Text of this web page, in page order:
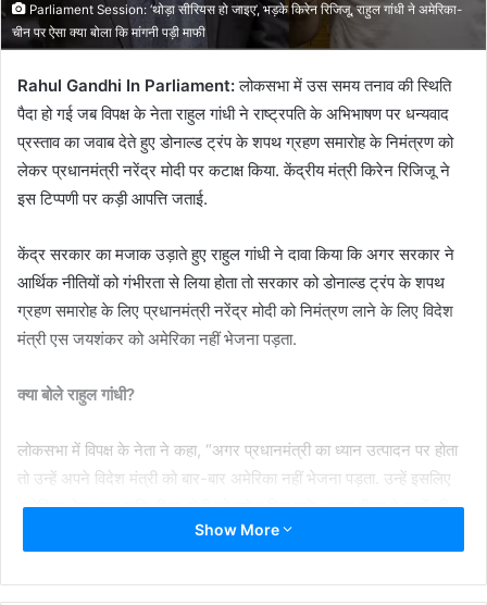
Parliament Session: ‘थोड़ा सीरियस हो जाइए’, भड़के किरेन रिजिजू, राहुल गांधी ने अमेरिका-
चीन पर ऐसा क्या बोला कि मांगनी पड़ी माफी
Rahul Gandhi In Parliament:लोकसभा में उस समय तनाव की स्थिति
पैदा हो गई जब विपक्ष के नेता राहुल गांधी ने राष्ट्रपति के अभिभाषण पर धन्यवाद
प्रस्ताव का जवाब देते हुए डोनाल्ड ट्रंप के शपथ ग्रहण समारोह के निमंत्रण को
लेकर प्रधानमंत्री नरेंद्र मोदी पर कटाक्ष किया. केंद्रीय मंत्री किरेन रिजिजू ने
इस टिप्पणी पर कड़ी आपत्ति जताई.
केंद्र सरकार का मजाक उड़ाते हुए राहुल गांधी ने दावा किया कि अगर सरकार ने
आर्थिक नीतियों को गंभीरता से लिया होता तो सरकार को डोनाल्ड ट्रंप के शपथ
ग्रहण समारोह के लिए प्रधानमंत्री नरेंद्र मोदी को निमंत्रण लाने के लिए विदेश
मंत्री एस जयशंकर को अमेरिका नहीं भेजना पड़ता.
क्या बोले राहुल गांधी?
लोकसभा में विपक्ष के नेता ने कहा, “अगर प्रधानमंत्री का ध्यान उत्पादन पर होता
तो उन्हें अपने विदेश मंत्री को बार-बार अमेरिका नहीं भेजना पड़ता. उन्हें इसलिए
अमेरिका भेजा गया ताकि पीएम मोदी को न्योता मिल सके. अगर पीएम ने नारों की
जगह उत्पादन पर दिया होता तो ऐसी नौबत न आती.” राहुल गांधी के इतना बोलते ही
Show More